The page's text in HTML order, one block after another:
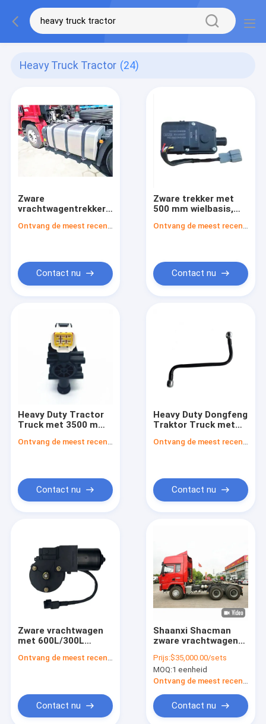
Heavy Truck Tractor (24)
Zware
vrachtwagentrekker
brandstofcapaciteit,
11.00R20/12.00R20/12R22.5/315/80R22.5
Ontvang de meest recente Prijs
Contact nu
Zware trekker met
500 mm wielbasis,
brandstofcapaciteitOntvang de meest recente Prijs
Contact nu
Heavy Duty Tractor
Truck met 3500 mm
11.00R20/12.00R20/12R22.5/315/80R22.5
Ontvang de meest recente Prijs
Contact nu
Heavy Duty Dongfeng
Traktor Truck met
1500 N.m Max.
Ontvang de meest recente Prijs
Contact nu
Zware vrachtwagen
met 600L/300L
1500 Nm maximaal
Ontvang de meest recente Prijs
Contact nu
Shaanxi Shacman
zware vrachtwagen
vrachtwagen 6X4 4X2
links stuur met
WEICHAI motor
Prijs:$35,000.00/sets
MOQ:1 eenheid
Ontvang de meest recente Prijs
Contact nu